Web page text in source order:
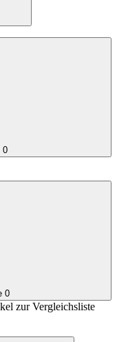
0
0
zur Vergleichsliste